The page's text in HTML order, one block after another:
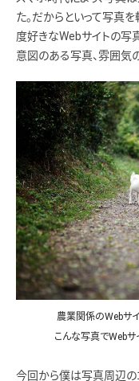
た。だからといって写真
度好きなWebサイトの写
意図のある写真、雰囲気
農業関係のWebサ
こんな写真でWebサ
今回から僕は写真周辺の